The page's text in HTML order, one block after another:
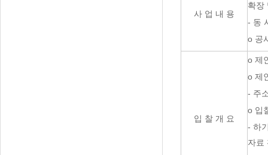
사 업 내 용
확장
- 동
o 공
입 찰 개 요
o 제
o 제
- 주
o 입
- 하
자료